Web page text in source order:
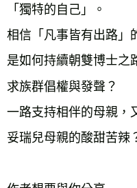
「獨特的自己」。
相信「凡事皆有出路」
是如何持續朝雙博士之
求族群倡權與發聲？
一路支持相伴的母親，
妥瑞兒母親的酸甜苦辣